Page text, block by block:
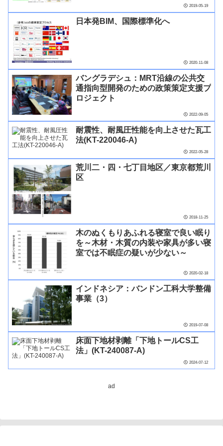
2019-05-19
日本発BIM、国際標準化へ
2020-11-08
バングラデシュ：MRT沿線の公共交
通指向型開発のための政策策定支援プ
ロジェクト
2022-09-05
耐震性、耐風圧性能を向上させた瓦工
法(KT-220046-A)
2022-05-28
荒川二・四・七丁目地区／東京都荒川
区
2018-11-25
木のぬくもりあふれる寝室で良い眠り
を～木材・木質の内装や家具が多い寝
室では不眠症の疑いが少ない～
2020-02-18
インドネシア：バンドン工科大学整備
事業（3）
2019-07-08
床面下地材剥離「下地トールCS工
法」(KT-240087-A)
2024-07-12
ad